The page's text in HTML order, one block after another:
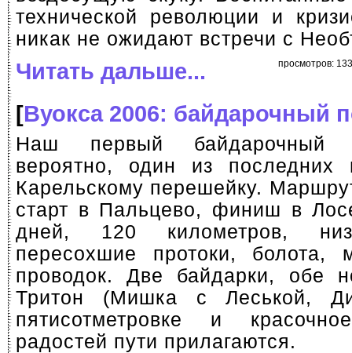
технической революции и
никак не ожидают встречи с
просмотров:
Читать дальше...
[Вуокса 2006: байдарочный
Наш первый байдарочный
вероятно, один из последних
Карельскому перешейку.
старт в Пальцево, финиш в
дней, 120 километров,
пересохшие протоки, болота,
проводок. Две байдарки, обе
Тритон (Мишка с Леськой,
пятисотметровке и
радостей пути прилагаются.